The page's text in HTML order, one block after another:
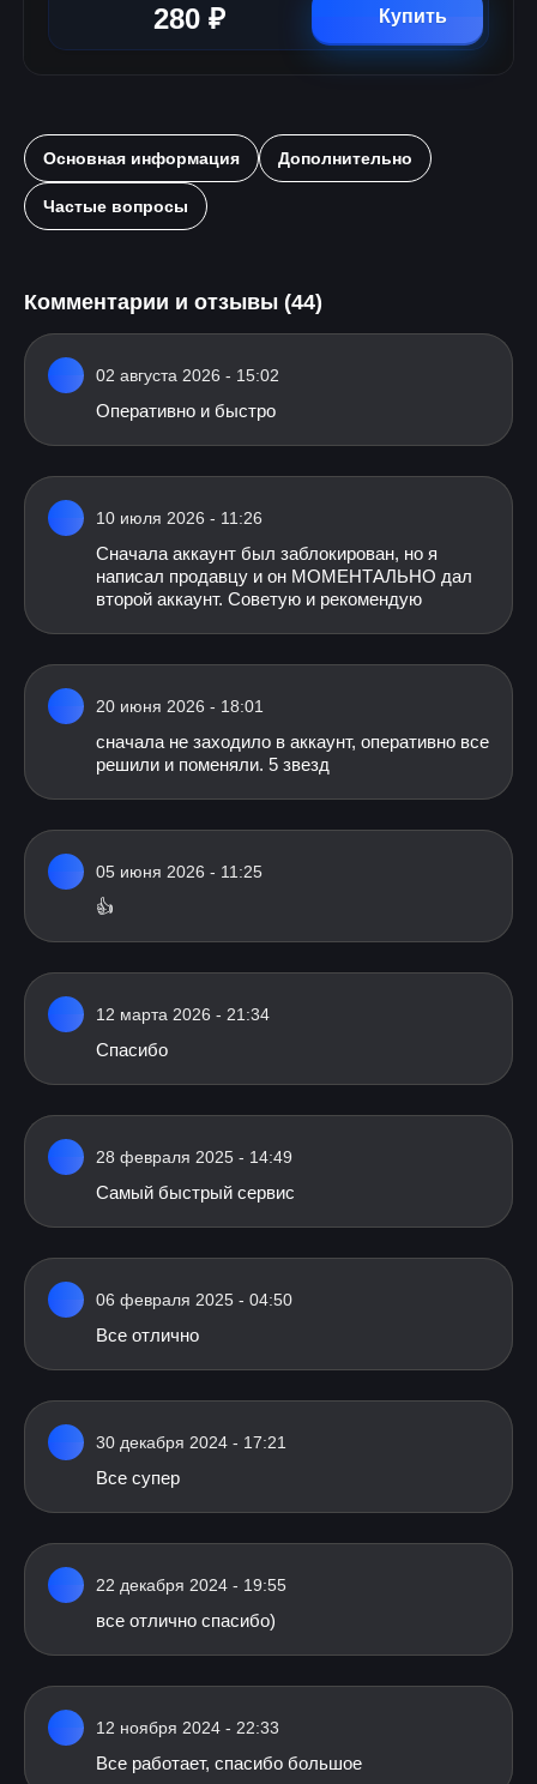
280 ₽ Купить
Основная информация Дополнительно
Частые вопросы
Комментарии и отзывы (44)
02 августа 2026 - 15:02
Оперативно и быстро
10 июля 2026 - 11:26
Сначала аккаунт был заблокирован, но я
написал продавцу и он МОМЕНТАЛЬНО дал
второй аккаунт. Советую и рекомендую
20 июня 2026 - 18:01
сначала не заходило в аккаунт, оперативно все
решили и поменяли. 5 звезд
05 июня 2026 - 11:25
👍
12 марта 2026 - 21:34
Спасибо
28 февраля 2025 - 14:49
Самый быстрый сервис
06 февраля 2025 - 04:50
Все отлично
30 декабря 2024 - 17:21
Все супер
22 декабря 2024 - 19:55
все отлично спасибо)
12 ноября 2024 - 22:33
Все работает, спасибо большое